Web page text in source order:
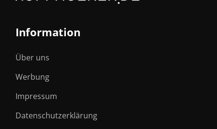
Information
Über uns
Werbung
Impressum
Datenschutzerklärung